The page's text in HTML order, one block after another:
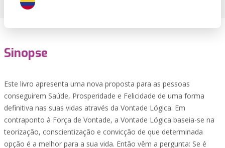
Sinopse
Este livro apresenta uma nova proposta para as pessoas
conseguirem Saúde, Prosperidade e Felicidade de uma forma
definitiva nas suas vidas através da Vontade Lógica. Em
contraponto à Força de Vontade, a Vontade Lógica baseia-se na
teorização, conscientização e convicção de que determinada
opção é a melhor para a sua vida. Então vêm a pergunta: Se é